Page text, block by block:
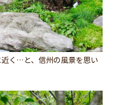
く…と、信州の風景を思い